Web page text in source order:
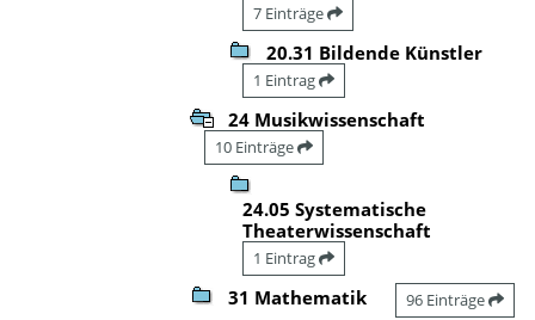
7 Einträge
20.31 Bildende Künstler
1 Eintrag
24 Musikwissenschaft
10 Einträge
24.05 Systematische
Theaterwissenschaft
1 Eintrag
31 Mathematik 96 Einträge